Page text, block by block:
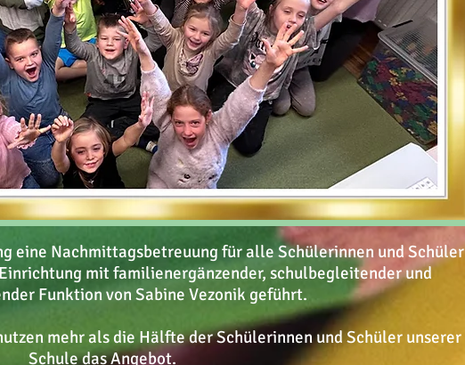
eine Nachmittagsbetreuung für alle Schülerinnen und Schüler
mit familienergänzender, schulbegleitender und
Funktion von Sabine Vezonik geführt.
mehr als die Hälfte der Schülerinnen und Schüler unserer
Schule das Angebot.